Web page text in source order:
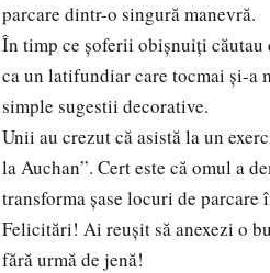
parcare dintr-o singură manevră.
În timp ce șoferii obișnuiți căutau
ca un latifundiar care tocmai și-a
simple sugestii decorative.
Unii au crezut că asistă la un
la Auchan”. Cert este că omul a
transforma șase locuri de
Felicitări! Ai reușit să anexezi o
fără urmă de jenă!